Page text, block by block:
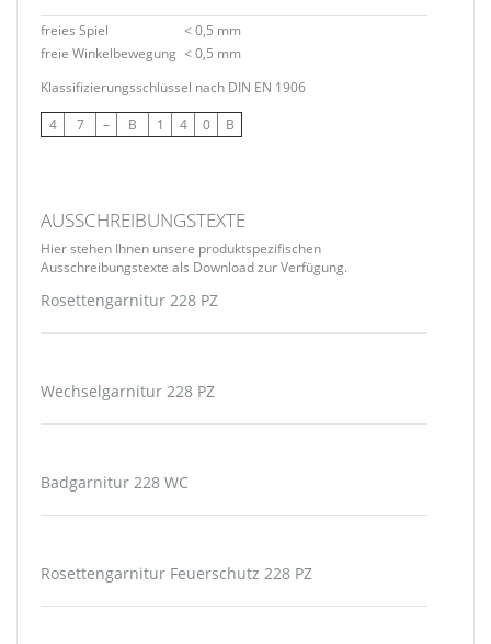
freies Spiel
< 0,5 mm
freie Winkelbewegung < 0,5 mm
Klassifizierungsschlüssel nach DIN EN 1906
4 7 – B 1 4 0 B
AUSSCHREIBUNGSTEXTE
Hier stehen Ihnen unsere produktspezifischen
Ausschreibungstexte als Download zur Verfügung.
Rosettengarnitur 228 PZ
Wechselgarnitur 228 PZ
Badgarnitur 228 WC
Rosettengarnitur Feuerschutz 228 PZ